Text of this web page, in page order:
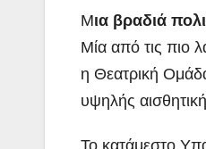
Μια βραδιά
Μία από τις πιο
η Θεατρική
υψηλής